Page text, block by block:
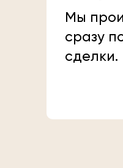
Мы
сразу
сделки.